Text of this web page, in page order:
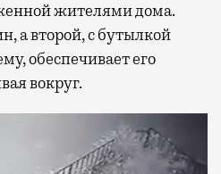
жителями дома.
а второй, с бутылкой
обеспечивает его
вокруг.